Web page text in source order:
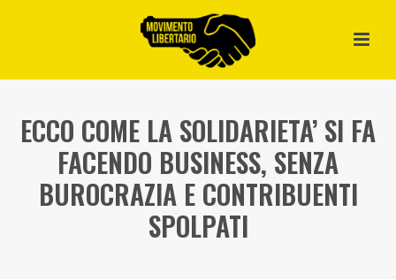
ECCO COME LA SOLIDARIETA’ SI FA
FACENDO BUSINESS, SENZA
BUROCRAZIA E CONTRIBUENTI
SPOLPATI